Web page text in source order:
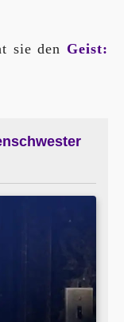
sie den Geist: